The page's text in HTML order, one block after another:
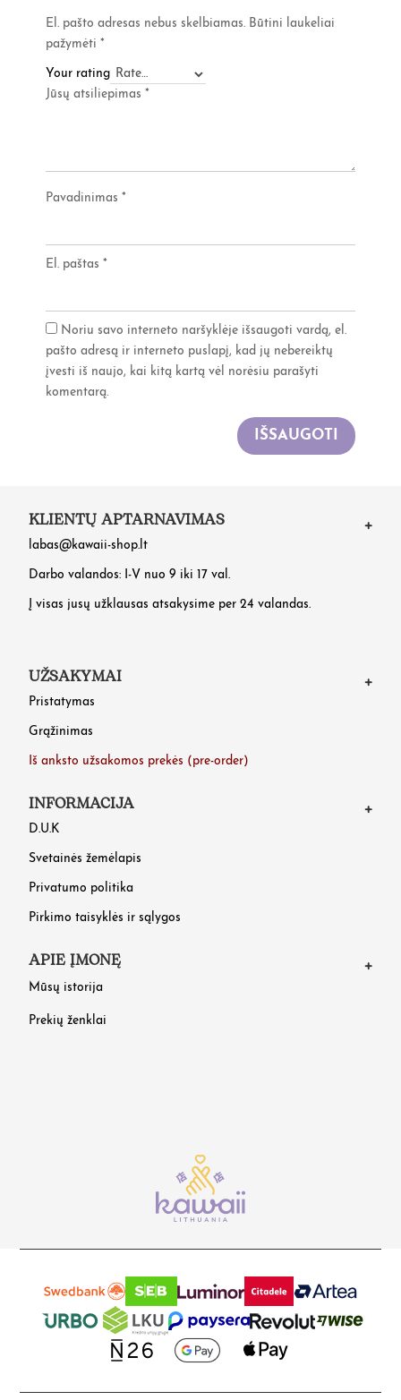
El. pašto adresas nebus skelbiamas. Būtini laukeliai
pažymėti*
Your rating
Jūsų atsiliepimas*
Pavadinimas*
El. paštas*
Noriu savo interneto naršyklėje išsaugoti vardą, el.
pašto adresą ir interneto puslapį, kad jų nebereiktų
įvesti iš naujo, kai kitą kartą vėl norėsiu parašyti
komentarą.
IŠSAUGOTI
KLIENTŲ APTARNAVIMAS
labas@kawaii-shop.lt
Darbo valandos: I-V nuo 9 iki 17 val.
Į visas jusų užklausas atsakysime per 24 valandas.
UŽSAKYMAI
Pristatymas
Grąžinimas
Iš anksto užsakomos prekės (pre-order)
INFORMACIJA
D.U.K
Svetainės žemėlapis
Privatumo politika
Pirkimo taisyklės ir sąlygos
APIE ĮMONĘ
Mūsų istorija
Prekių ženklai